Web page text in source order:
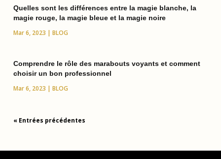
Quelles sont les différences entre la magie blanche, la
magie rouge, la magie bleue et la magie noire
Mar 6, 2023 BLOG
Comprendre le rôle des marabouts voyants et comment
choisir un bon professionnel
Mar 6, 2023 BLOG
« Entrées précédentes